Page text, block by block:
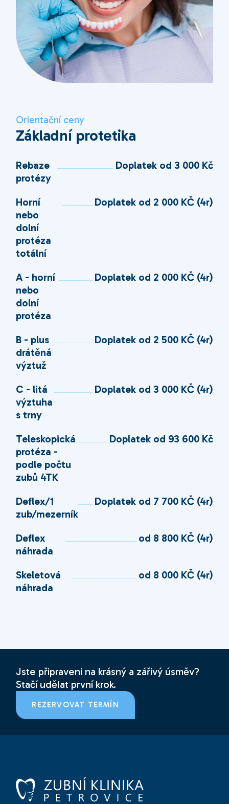
Orientační ceny
Základní protetika
Rebaze
protézy
Doplatek od 3 000 Kč
Horní
nebo
dolní
protéza
totální
Doplatek od 2 000 KČ (4r)
A - horní
nebo
dolní
protéza
Doplatek od 2 000 KČ (4r)
B - plus
drátěná
výztuž
Doplatek od 2 500 KČ (4r)
C - litá
výztuha
s trny
Doplatek od 3 000 KČ (4r)
Teleskopická
protéza -
podle počtu
zubů 4TK
Doplatek od 93 600 Kč
Deflex/1
zub/mezerník
Doplatek od 7 700 KČ (4r)
Deflex
náhrada
od 8 800 KČ (4r)
Skeletová
náhrada
od 8 000 KČ (4r)
Jste připraveni na krásný a zářivý úsměv?
Stačí udělat první krok.
REZERVOVAT TERMÍN